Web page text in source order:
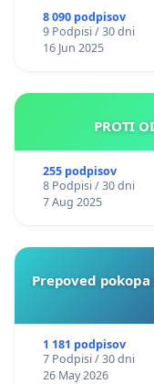
8 090 podpisov
9 Podpisi / 30 dni
16 Jun 2025
PROTI
255 podpisov
8 Podpisi / 30 dni
7 Aug 2025
Prepoved
1 181 podpisov
7 Podpisi / 30 dni
26 May 2026